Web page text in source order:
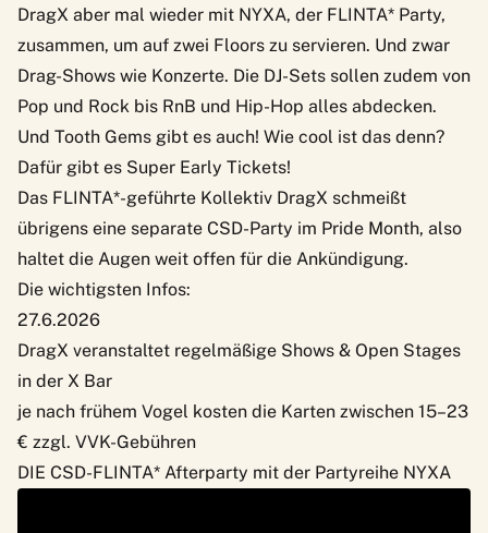
DragX aber mal wieder mit NYXA, der FLINTA* Party,
zusammen, um auf zwei Floors zu servieren. Und zwar
Drag-Shows wie Konzerte. Die DJ-Sets sollen zudem von
Pop und Rock bis RnB und Hip-Hop alles abdecken.
Und Tooth Gems gibt es auch! Wie cool ist das denn?
Dafür gibt es Super Early Tickets!
Das FLINTA*-geführte Kollektiv DragX schmeißt
übrigens eine separate CSD-Party im Pride Month, also
haltet die Augen weit offen für die Ankündigung.
Die wichtigsten Infos:
27.6.2026
DragX veranstaltet regelmäßige Shows & Open Stages
in der X Bar
je nach frühem Vogel kosten die Karten zwischen 15–23
€ zzgl. VVK-Gebühren
DIE CSD-FLINTA* Afterparty mit der Partyreihe NYXA